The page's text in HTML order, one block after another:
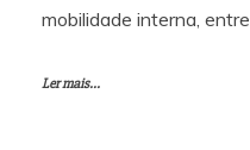
mobilidade interna,
Ler mais...